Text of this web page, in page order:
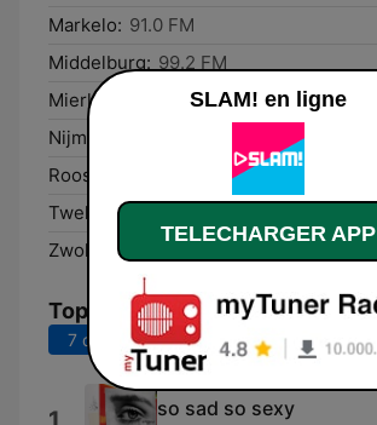
Markelo: 91.0 FM
Middelburg: 99.2 FM
Mierlo:
Nijmegen:
Roosendaal:
Twello:
93.7 FM
Zwolle:
93.6 FM
Top titres
7 derniers jours 30 derniers jours
so sad so sexy
SLAM! en ligne
TELECHARGER APP